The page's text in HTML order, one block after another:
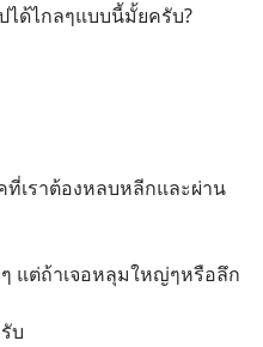
ได้ไกลๆแบบนี้มั้ยครับ?
เราต้องหลบหลีกและผ่าน
ๆ แต่ถ้าเจอหลุมใหญ่ๆหรือลึก
บ